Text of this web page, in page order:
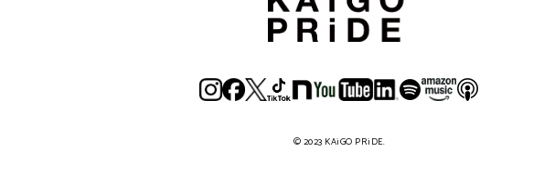
© 2023 KAiGO PRiDE.